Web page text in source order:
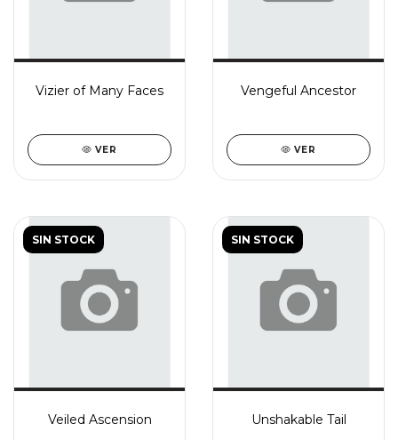
Vizier of Many Faces
VER
Vengeful Ancestor
VER
SIN STOCK
Veiled Ascension
SIN STOCK
Unshakable Tail